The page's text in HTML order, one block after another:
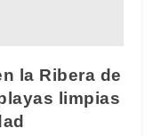
la Ribera de
limpias